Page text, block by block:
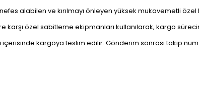
alabilen ve kırılmayı önleyen yüksek mukavemetli
karşı özel sabitleme ekipmanları kullanılarak, kargo
içerisinde kargoya teslim edilir. Gönderim sonrası takip